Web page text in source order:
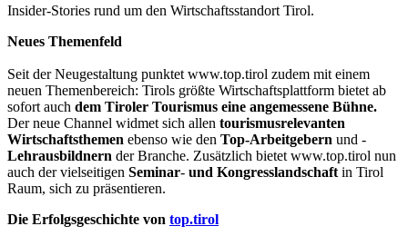
Insider-Stories rund um den Wirtschaftsstandort Tirol.
Neues Themenfeld
Seit der Neugestaltung punktet www.top.tirol zudem mit einem
neuen Themenbereich: Tirols größte Wirtschaftsplattform bietet ab
sofort auch dem Tiroler Tourismus eine angemessene Bühne.
Der neue Channel widmet sich allen tourismusrelevanten
Wirtschaftsthemen ebenso wie den Top-Arbeitgebern und -
Lehrausbildnern der Branche. Zusätzlich bietet www.top.tirol nun
auch der vielseitigen Seminar- und Kongresslandschaft in Tirol
Raum, sich zu präsentieren.
Die Erfolgsgeschichte von top.tirol